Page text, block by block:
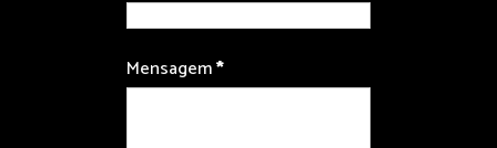
Mensagem*